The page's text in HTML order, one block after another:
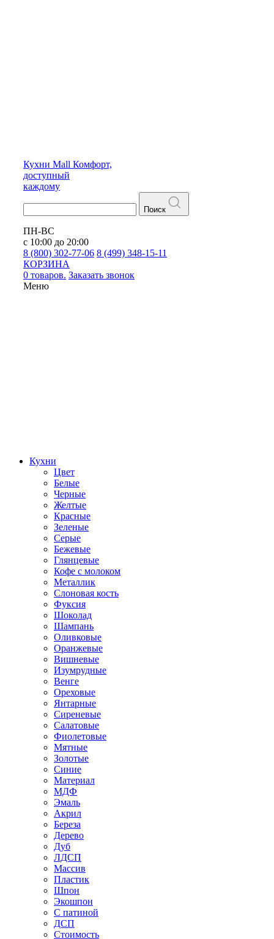
Кухни Mall Комфорт,
доступный
каждому
Поиск
ПН-ВС
с 10:00 до 20:00
8 (800) 302-77-06 8 (499) 348-15-11
КОРЗИНА
0 товаров. Заказать звонок
Меню
Кухни
Цвет
Белые
Черные
Желтые
Красные
Зеленые
Серые
Бежевые
Глянцевые
Кофе с молоком
Металлик
Слоновая кость
Фуксия
Шоколад
Шампань
Оливковые
Оранжевые
Вишневые
Изумрудные
Венге
Ореховые
Янтарные
Сиреневые
Салатовые
Фиолетовые
Мятные
Золотые
Синие
Материал
МДФ
Эмаль
Акрил
Береза
Дерево
Дуб
ЛДСП
Массив
Пластик
Шпон
Экошпон
С патиной
ДСП
Стоимость